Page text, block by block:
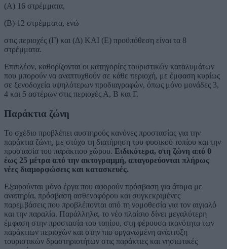
(Α) 16 στρέμματα,
(Β) 12 στρέμματα, ενώ
στις περιοχές (Γ) και (Δ) ΚΑΙ (Ε) προϋπόθεση είναι τα 8
στρέμματα.
Επιπλέον, καθορίζονται οι κατηγορίες τουριστικών καταλυμάτων
που μπορούν να αναπτυχθούν σε κάθε περιοχή, με έμφαση κυρίως
σε ξενοδοχεία υψηλότερων προδιαγραφών, όπως μόνο μονάδες 3,
4 και 5 αστέρων στις περιοχές Α, Β και Γ.
Παράκτια ζώνη
Το σχέδιο προβλέπει αυστηρούς κανόνες προστασίας για την
παράκτια ζώνη, με στόχο τη διατήρηση του φυσικού τοπίου και την
προστασία του παράκτιου χώρου. Ειδικότερα, στη ζώνη από 0
έως 25 μέτρα από την ακτογραμμή, απαγορεύονται πλήρως
νέες διαμορφώσεις και κατασκευές.
Εξαιρούνται μόνο έργα που αφορούν πρόσβαση για άτομα με
αναπηρία, πρόσβαση ασθενοφόρου και συγκεκριμένες
παρεμβάσεις που προβλέπονται από τη νομοθεσία για τον αιγιαλό
και την παραλία. Παράλληλα, το νέο πλαίσιο δίνει μεγαλύτερη
έμφαση στην προστασία του τοπίου, στη φέρουσα ικανότητα των
παράκτιων περιοχών και στην πιο οργανωμένη ανάπτυξη
τουριστικών δραστηριοτήτων στις παράκτιες και νησιωτικές